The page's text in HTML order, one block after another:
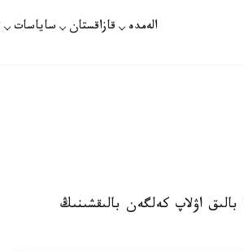
الەمدە قازاقستان ساياسات
بالىق اۋلاپ كەلگەن بالىقشىنىڭ